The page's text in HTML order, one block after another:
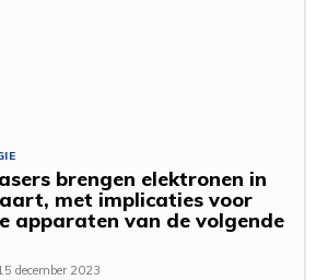
brengen elektronen in
met implicaties voor
apparaten van de volgende
december 2023